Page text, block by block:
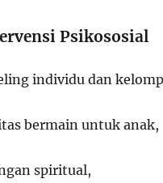
Psikososial
individu dan
bermain untuk anak,
spiritual,